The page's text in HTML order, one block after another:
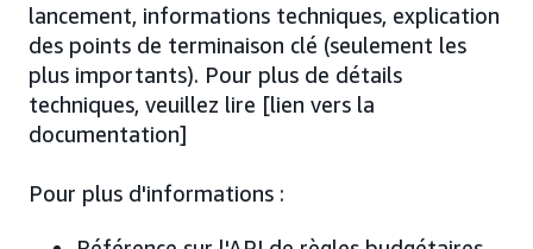
lancement, informations techniques, explication
des points de terminaison clé (seulement les
plus importants). Pour plus de détails
techniques, veuillez lire [lien vers la
documentation]
Pour plus d'informations :